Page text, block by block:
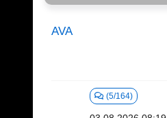
AVA
(5/164)